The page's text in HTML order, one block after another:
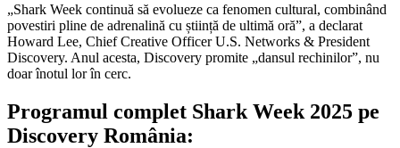
„Shark Week continuă să evolueze ca fenomen cultural, combinând
povestiri pline de adrenalină cu știință de ultimă oră”, a declarat
Howard Lee, Chief Creative Officer U.S. Networks & President
Discovery. Anul acesta, Discovery promite „dansul rechinilor”, nu
doar înotul lor în cerc.
Programul complet Shark Week 2025 pe
Discovery România: